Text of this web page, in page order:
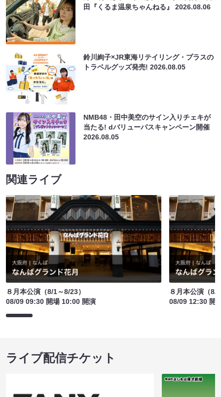
田『くるま温泉ちゃんねる』2026.08.06
鈴川絢子×JR東海リテイリング・プラスの
トラベルグッズ発売!2026.08.05
NMB48・田中美空のサイン入りチェキが
当たる! dバリューパスキャンペーン開催
2026.08.05
関連ライブ
８月本公演（8/1～8/23）
08/09 09:30 開場 10:00 開演
８月本公演（8/
08/09 12:30 開
ライブ配信チケット